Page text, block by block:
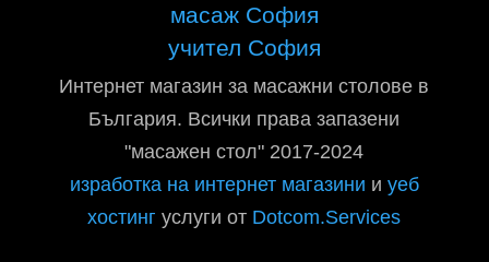
масаж София
учител София
Интернет магазин за масажни столове в
България. Всички права запазени
"масажен стол" 2017-2024
изработка на интернет магазини и уеб
хостинг услуги от Dotcom.Services